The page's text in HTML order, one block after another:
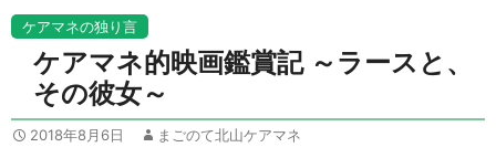
ス
キ
ケアマネの独り言
ケアマネ的映画鑑賞記 ～ラースと、
その彼女～
2018年8月6日 まごのて北山ケアマネ